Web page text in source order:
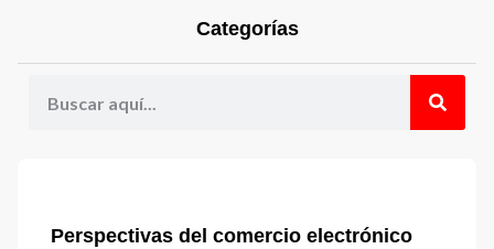
Categorías
Perspectivas del comercio electrónico